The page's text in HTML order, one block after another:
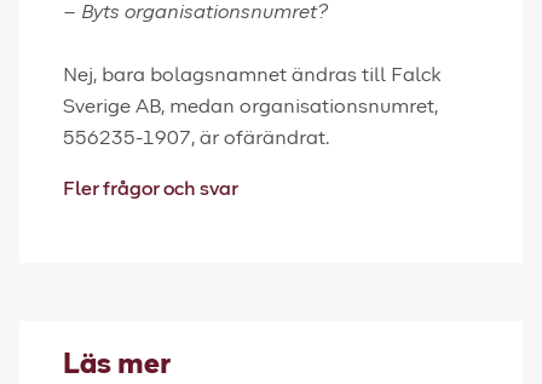
– Byts organisationsnumret?
Nej, bara bolagsnamnet ändras till Falck
Sverige AB, medan organisationsnumret,
556235-1907, är ofärändrat.
Fler frågor och svar
Läs mer